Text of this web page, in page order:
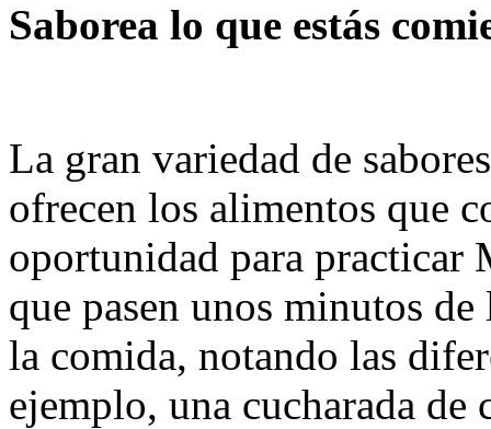
Saborea lo que estás
La gran variedad de
ofrecen los alimentos que
oportunidad para practicar
que pasen unos minutos
la comida, notando las
ejemplo, una cucharada de